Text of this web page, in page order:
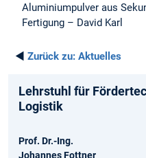
Aluminiumpulver aus
Fertigung – David Karl
◄ Zurück zu: Aktuelles
Lehrstuhl für
Logistik
Prof. Dr.-Ing.
Johannes Fottner